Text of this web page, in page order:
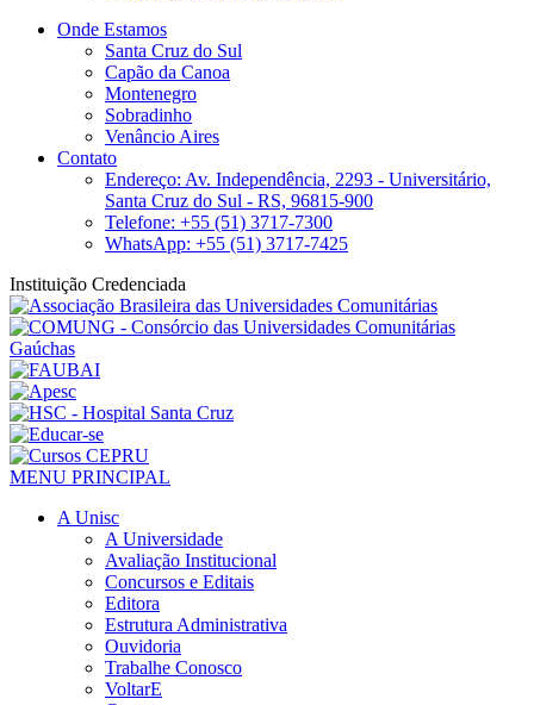
Onde Estamos
Santa Cruz do Sul
Capão da Canoa
Montenegro
Sobradinho
Venâncio Aires
Contato
Endereço: Av. Independência, 2293 - Universitário,
Santa Cruz do Sul - RS, 96815-900
Telefone: +55 (51) 3717-7300
WhatsApp: +55 (51) 3717-7425
Instituição Credenciada
MENU PRINCIPAL
A Unisc
A Universidade
Avaliação Institucional
Concursos e Editais
Editora
Estrutura Administrativa
Ouvidoria
Trabalhe Conosco
VoltarE